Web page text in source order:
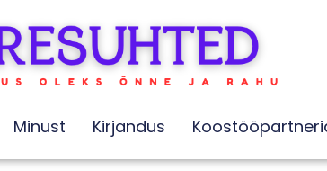
Minust Kirjandus